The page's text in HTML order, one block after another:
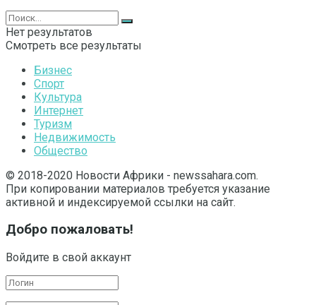
Нет результатов
Смотреть все результаты
Бизнес
Спорт
Культура
Интернет
Туризм
Недвижимость
Общество
© 2018-2020 Новости Африки - newssahara.com.
При копировании материалов требуется указание
активной и индексируемой ссылки на сайт.
Добро пожаловать!
Войдите в свой аккаунт